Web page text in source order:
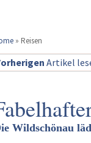
» Reisen
Artikel
Wildschönau